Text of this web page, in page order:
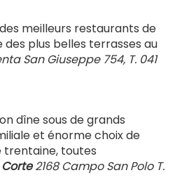
meilleurs restaurants de
des plus belles terrasses au
San Giuseppe 754, T. 041
dîne sous de grands
et énorme choix de
trentaine, toutes
2168 Campo San Polo T.